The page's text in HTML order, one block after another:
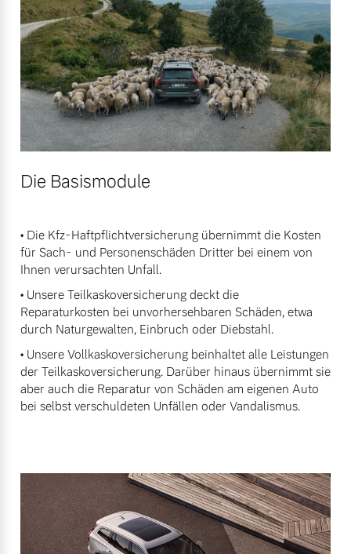
Mehr erfahren
Versicherung
Die Basismodule
• Die Kfz-Haftpflichtversicherung übernimmt die Kosten
für Sach- und Personenschäden Dritter bei einem von
Ihnen verursachten Unfall.
• Unsere Teilkaskoversicherung deckt die
Reparaturkosten bei unvorhersehbaren Schäden, etwa
durch Naturgewalten, Einbruch oder Diebstahl.
• Unsere Vollkaskoversicherung beinhaltet alle Leistungen
der Teilkaskoversicherung. Darüber hinaus übernimmt sie
aber auch die Reparatur von Schäden am eigenen Auto
bei selbst verschuldeten Unfällen oder Vandalismus.